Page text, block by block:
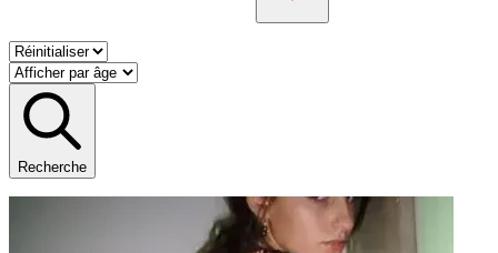
Recherche